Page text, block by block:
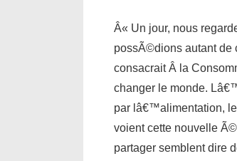
Â« Un jour, nous
possÃ©dions autant de
consacrait Â la
changer le monde.
par lâ€™alimentation,
voient cette nouvelle
partager semblent dire